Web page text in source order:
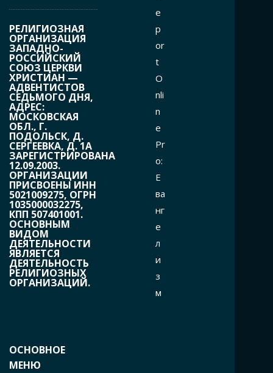
РЕЛИГИОЗНАЯ
ОРГАНИЗАЦИЯ
ЗАПАДНО-
РОССИЙСКИЙ
СОЮЗ ЦЕРКВИ
ХРИСТИАН —
АДВЕНТИСТОВ
СЕДЬМОГО ДНЯ,
АДРЕС:
МОСКОВСКАЯ
ОБЛ., Г.
ПОДОЛЬСК, Д.
СЕРГЕЕВКА, Д. 1А
ЗАРЕГИСТРИРОВАНА
12.09.2003.
ОРГАНИЗАЦИИ
ПРИСВОЕНЫ ИНН
5021009275, ОГРН
1035000032275,
КПП 507401001.
ОСНОВНЫМ
ВИДОМ
ДЕЯТЕЛЬНОСТИ
ЯВЛЯЕТСЯ
ДЕЯТЕЛЬНОСТЬ
РЕЛИГИОЗНЫХ
ОРГАНИЗАЦИЙ.
e
p
or
t
O
nli
n
e
Pr
o:
Е
ва
нг
е
л
и
з
м
ОСНОВНОЕ
МЕНЮ